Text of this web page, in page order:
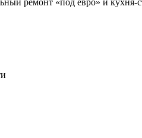
ремонт «под евро» и кухня-